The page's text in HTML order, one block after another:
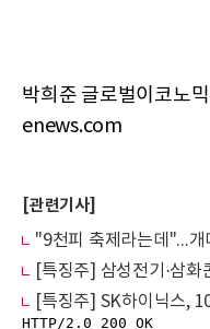
박희준 글로벌이코노
enews.com
[관련기사]
"9천피 축제라는데"...